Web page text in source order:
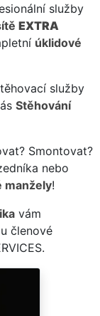
služby
EXTRA
úklidové
služby
Stěhování
Smontovat?
nebo
manžely!
vám
členové